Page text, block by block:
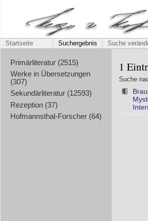
Startseite Suchergebnis Suche
Primärliteratur (2515)
Werke in Übersetzungen
(307)
Sekundärliteratur (12593)
Rezeption (37)
Hofmannsthal-Forscher (64)
1
Suche